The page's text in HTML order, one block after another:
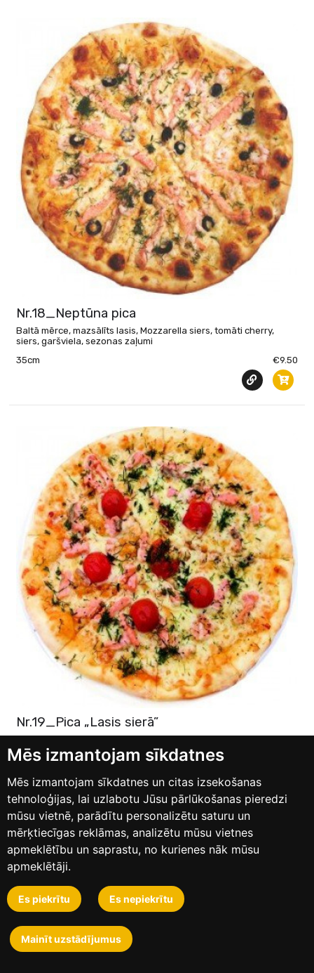
Mēs izmantojam sīkdatnes
Mēs izmantojam sīkdatnes un citas izsekošanas
tehnoloģijas, lai uzlabotu Jūsu pārlūkošanas pieredzi
mūsu vietnē, parādītu personalizētu saturu un
mērķtiecīgas reklāmas, analizētu mūsu vietnes
apmeklētību un saprastu, no kurienes nāk mūsu
apmeklētāji.
Es piekrītu Es nepiekrītu
Mainīt uzstādījumus
Nr.18_Neptūna pica
Baltā mērce, mazsālīts lasis, Mozzarella siers, tomāti cherry,
siers, garšviela, sezonas zaļumi
35cm
€9.50
Nr.19_Pica „Lasis sierā”
siers, garšviela, sezonas zaļumi